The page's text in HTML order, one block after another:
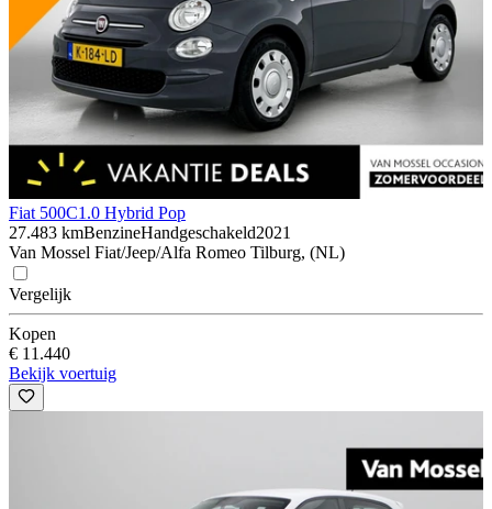
Fiat 500C1.0 Hybrid Pop
27.483 kmBenzineHandgeschakeld2021
Van Mossel Fiat/Jeep/Alfa Romeo Tilburg, (NL)
Vergelijk
Kopen
€ 11.440
Bekijk voertuig